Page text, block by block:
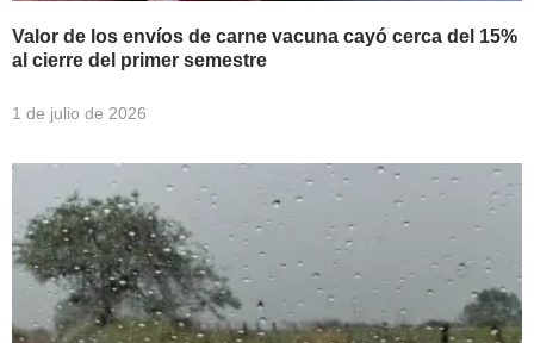
Valor de los envíos de carne vacuna cayó cerca del 15%
al cierre del primer semestre
1 de julio de 2026